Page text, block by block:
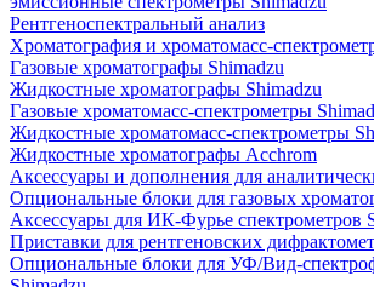
Рентгеноспектральный анализ
Хроматография и хроматомасс-
Газовые хроматографы Shimadzu
Жидкостные хроматографы Shimadzu
Газовые хроматомасс-спектрометры
Жидкостные хроматомасс-спектрометры
Жидкостные хроматографы Acchrom
Аксессуары и дополнения для
Опциональные блоки для газовых
Аксессуары для ИК-Фурье спектрометров
Приставки для рентгеновских
Опциональные блоки для УФ/Вид-